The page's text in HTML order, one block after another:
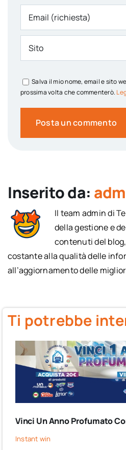
Salva il mio nome, email e sito
prossima volta che commenterò.
Inserito da:
Il team admin di
della gestione e
contenuti del
costante alla qualità delle
all’aggiornamento delle
Ti potrebbe
Vinci Un Anno Profumato
Instant win